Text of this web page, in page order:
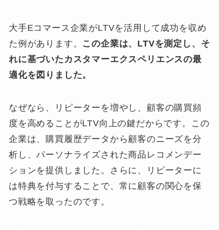
大手Eコマース企業がLTVを活用して成功を収め
た例があります。 この企業は、LTVを測定し、そ
れに基づいたカスタマーエクスペリエンスの最
適化を図りました。
なぜなら、リピーターを増やし、顧客の購買頻
度を高めることがLTV向上の鍵だからです。この
企業は、購買履歴データから顧客のニーズを分
析し、パーソナライズされた商品レコメンデー
ションを提供しました。さらに、リピーターに
は特典を付与することで、常に顧客の関心を保
つ戦略を取ったのです。